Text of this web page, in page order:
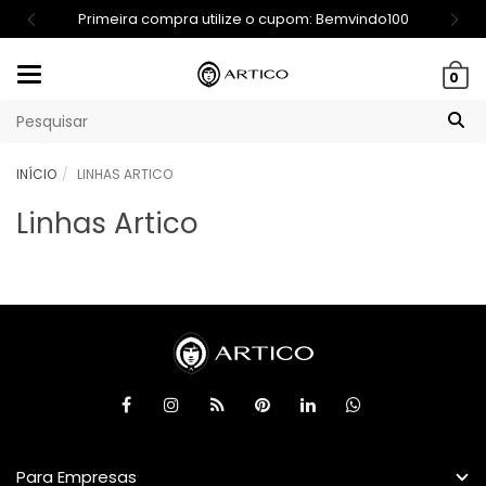
Primeira compra utilize o cupom: Bemvindo100
0
INÍCIO LINHAS ARTICO
Linhas Artico
Para Empresas